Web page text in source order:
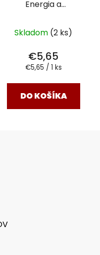
Energia a
Skladom (2 ks)
€5,65
Jednotková
€5,65 / 1 ks
DO KOŠÍKA